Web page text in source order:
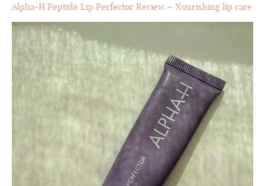
Alpha-H Peptide Lip Perfector Review – Nourishing lip care